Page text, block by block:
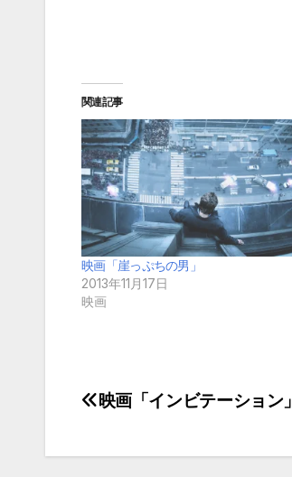
関連記事
映画「崖っぷちの男」
2013年11月17日
映画
投映画「インビテーション」